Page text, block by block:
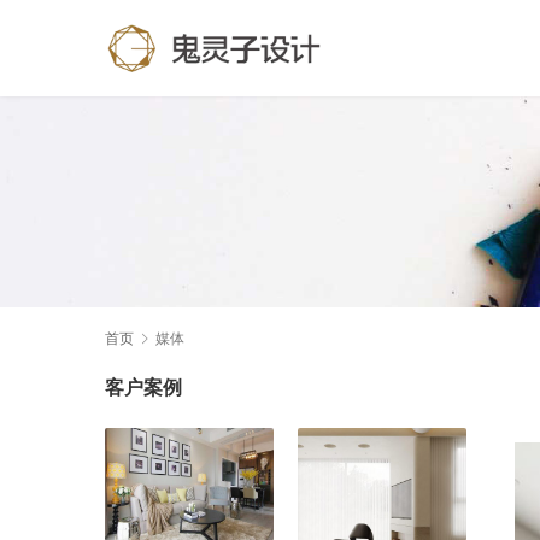
首页 媒体
客户案例